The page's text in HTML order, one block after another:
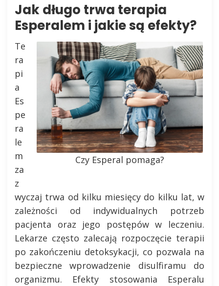
Jak długo trwa terapia
Esperalem i jakie są efekty?
Czy Esperal pomaga?
Te
ra
pi
a
Es
pe
ra
le
m
za
z
wyczaj trwa od kilku miesięcy do kilku lat, w
zależności od indywidualnych potrzeb
pacjenta oraz jego postępów w leczeniu.
Lekarze często zalecają rozpoczęcie terapii
po zakończeniu detoksykacji, co pozwala na
bezpieczne wprowadzenie disulfiramu do
organizmu. Efekty stosowania Esperalu